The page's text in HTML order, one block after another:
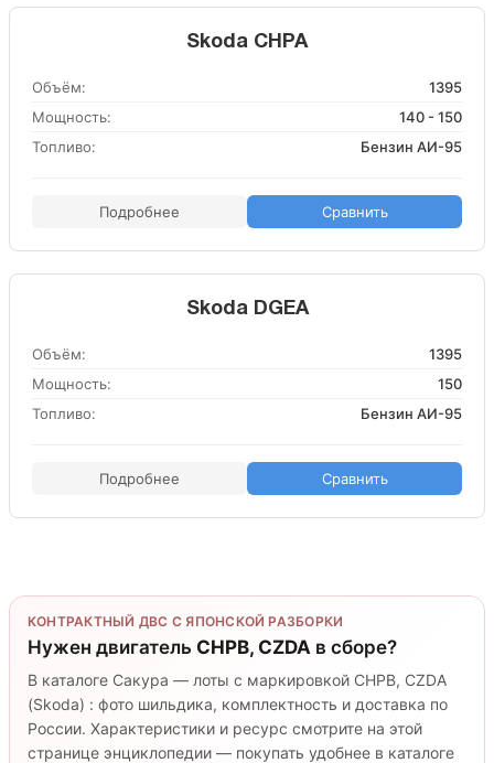
Skoda CHPA
Объём:
1395
Мощность:
140 - 150
Топливо:
Бензин АИ-95
Подробнее Сравнить
Skoda DGEA
Объём:
1395
Мощность:
150
Топливо:
Бензин АИ-95
Подробнее Сравнить
КОНТРАКТНЫЙ ДВС С ЯПОНСКОЙ РАЗБОРКИ
Нужен двигатель CHPB, CZDA в сборе?
В каталоге Сакура — лоты с маркировкой CHPB, CZDA
(Skoda) : фото шильдика, комплектность и доставка по
России. Характеристики и ресурс смотрите на этой
странице энциклопедии — покупать удобнее в каталоге